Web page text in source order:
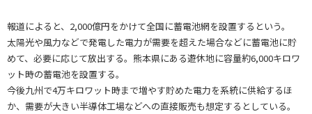
報道によると、2,000億円をかけて全国に蓄電池網を設置するという。
太陽光や風力などで発電した電力が需要を超えた場合などに蓄電池に貯
めて、必要に応じて放出する。熊本県にある遊休地に容量約6,000キロワ
ット時の蓄電池を設置する。
今後九州で4万キロワット時まで増やす貯めた電力を系統に供給するほ
か、需要が大きい半導体工場などへの直接販売も想定するとしている。